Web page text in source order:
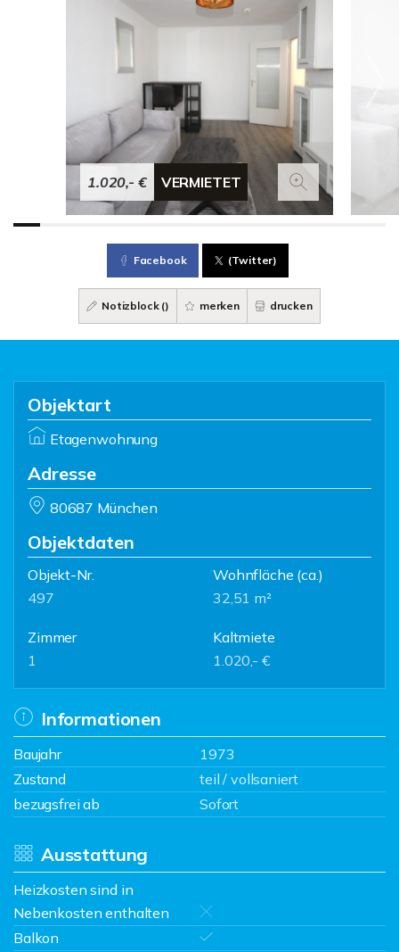
1.020,- € VERMIETET
Facebook (Twitter)
Notizblock () merken drucken
Objektart
Etagenwohnung
Adresse
80687 München
Objektdaten
Objekt-Nr.
497
Wohnfläche (ca.)
32,51 m²
Zimmer
1
Kaltmiete
1.020,- €
Informationen
Baujahr
1973
Zustand
teil / vollsaniert
bezugsfrei ab
Sofort
Ausstattung
Heizkosten sind in
Nebenkosten enthalten
Balkon